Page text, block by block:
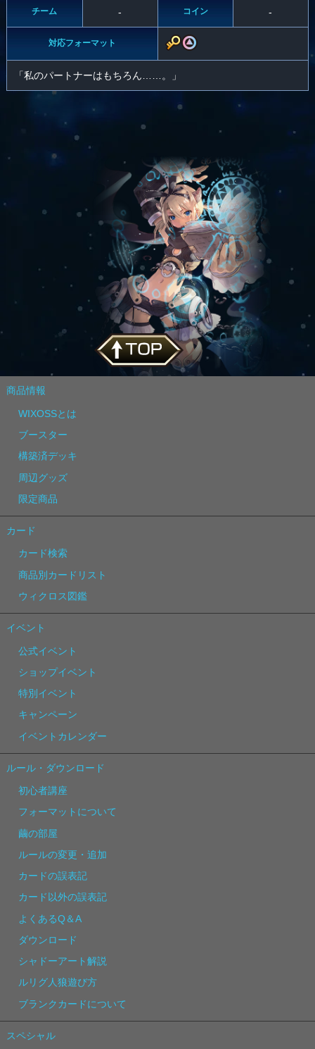
チーム - コイン -
対応フォーマット
「私のパートナーはもちろん……。」
商品情報
WIXOSSとは
ブースター
構築済デッキ
周辺グッズ
限定商品
カード
カード検索
商品別カードリスト
ウィクロス図鑑
イベント
公式イベント
ショップイベント
特別イベント
キャンペーン
イベントカレンダー
ルール・ダウンロード
初心者講座
フォーマットについて
繭の部屋
ルールの変更・追加
カードの誤表記
カード以外の誤表記
よくあるQ＆A
ダウンロード
シャドーアート解説
ルリグ人狼遊び方
ブランクカードについて
スペシャル